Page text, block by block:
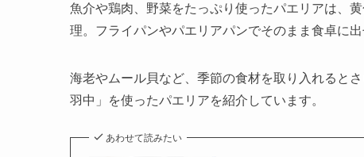
魚介や鶏肉、野菜をたっぷり使ったパエリアは、
理。フライパンやパエリアパンでそのまま食卓に
海老やムール貝など、季節の食材を取り入れると
羽中」を使ったパエリアを紹介しています。
あわせて読みたい